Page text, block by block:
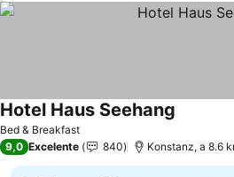
Bed & Breakfast
Hotel Haus Seehang
9,0 Excelente 840 Konstanz, a 8.6